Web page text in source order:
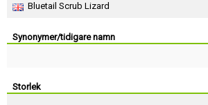
Bluetail Scrub Lizard
Synonymer/tidigare namn
Storlek